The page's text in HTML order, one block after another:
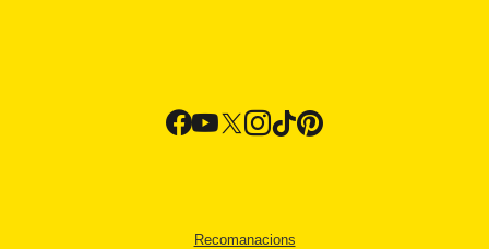
Recomanacions